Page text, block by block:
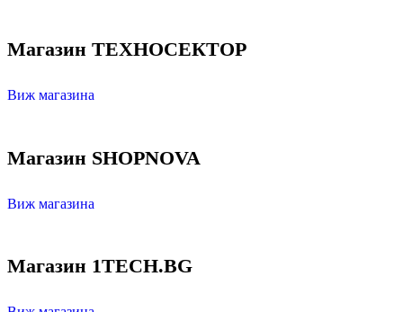
Магазин ТЕХНОСЕКТОР
Виж магазина
Магазин SHOPNOVA
Виж магазина
Магазин 1TECH.BG